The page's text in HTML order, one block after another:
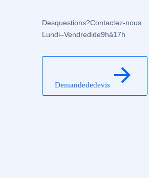
Des questions ? Contactez-nous
Lundi – Vendredi de 9 h à 17 h
Demande de devis